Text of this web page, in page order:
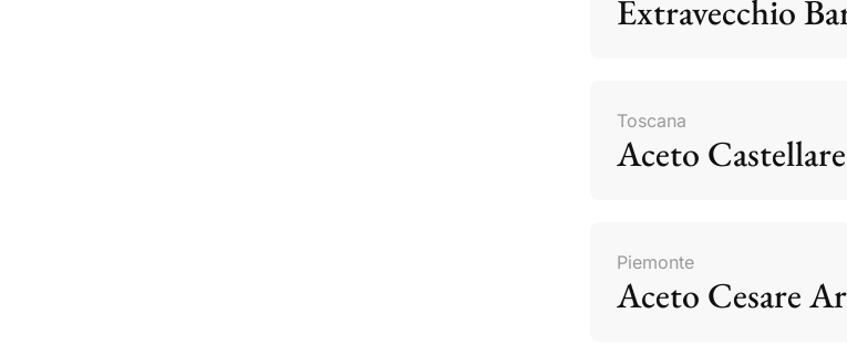
Extravecchio
Toscana
Aceto Castellare
Piemonte
Aceto Cesare